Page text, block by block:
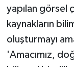
yapılan görsel
kaynakların
oluşturmayı
'Amacımız,